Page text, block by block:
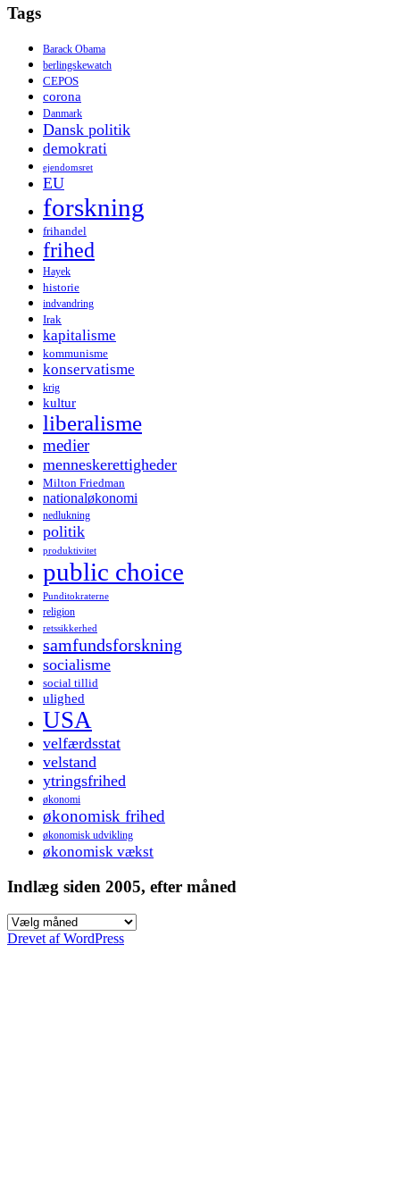
Tags
Barack Obama
berlingskewatch
CEPOS
corona
Danmark
Dansk politik
demokrati
ejendomsret
EU
forskning
frihandel
frihed
Hayek
historie
indvandring
Irak
kapitalisme
kommunisme
konservatisme
krig
kultur
liberalisme
medier
menneskerettigheder
Milton Friedman
nationaløkonomi
nedlukning
politik
produktivitet
public choice
Punditokraterne
religion
retssikkerhed
samfundsforskning
socialisme
social tillid
ulighed
USA
velfærdsstat
velstand
ytringsfrihed
økonomi
økonomisk frihed
økonomisk udvikling
økonomisk vækst
Indlæg siden 2005, efter måned
Indlæg
siden
Drevet af WordPress